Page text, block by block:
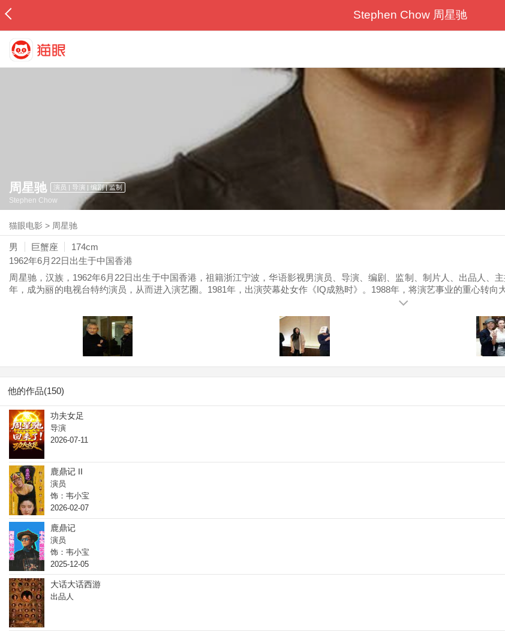
Stephen Chow 周星驰
周星驰 演员 | 导演 | 编剧 | 监制
Stephen Chow
猫眼电影 > 周星驰
男 巨蟹座
174cm
1962年6月22日 出生于中国香港
周星驰，汉族，1962年6月22日出生于中国香港，祖籍浙江宁波，华语影视男演员、导演、编剧、监制、制片人、出品人、
年，成为丽的电视台特约演员，从而进入演艺圈。1981年，出演荧幕处女作《IQ成熟时》。1988年，将演艺事业的重心转
本漫画闯天涯》确立其无厘头的表演风格，之后又凭借喜剧动作片《赌圣》、喜剧片《逃学威龙》两度打破香港电影票房纪
《少林足球》打破香港电影票房纪录。2003年，成为美国《时代周刊》封面人物。2013年，执导古装电影《西游·降魔篇》
担任科幻喜剧片《美人鱼》的导演、编剧、制片人，该片创下中国内地影史单片票房纪录。 作为演员，他获得过第21届香
影百年百位优秀演员”以及“中国电影百年名人堂”。作为导演，他先后获得第21届香港电影金像奖最佳导演奖、第42届台湾电
他的作品(150)
功夫女足
导演
2026-07-11
鹿鼎记 II
演员
饰：韦小宝
2026-02-07
鹿鼎记
演员
饰：韦小宝
2025-12-05
大话大话西游
出品人